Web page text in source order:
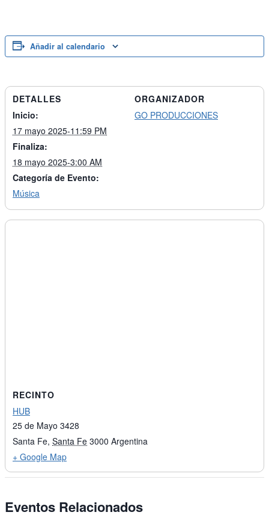
Añadir al calendario
DETALLES
Inicio:
17 mayo 2025-11:59 PM
Finaliza:
18 mayo 2025-3:00 AM
Categoría de Evento:
Música
ORGANIZADOR
GO PRODUCCIONES
RECINTO
HUB
25 de Mayo 3428
Santa Fe, Santa Fe 3000 Argentina
+ Google Map
Eventos Relacionados